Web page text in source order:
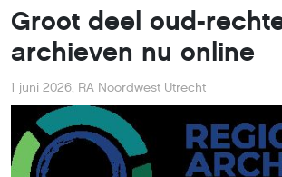
Groot deel oud-
archieven nu online
1 juni 2026, RA Noordwest Utrecht